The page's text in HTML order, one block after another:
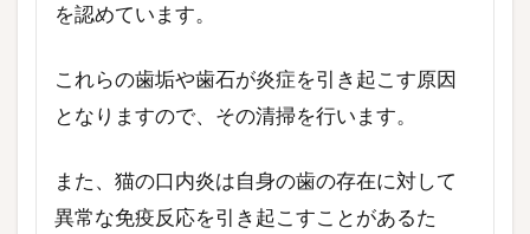
を認めています。
これらの歯垢や歯石が炎症を引き起こす原因
となりますので、その清掃を行います。
また、猫の口内炎は自身の歯の存在に対して
異常な免疫反応を引き起こすことがあるた